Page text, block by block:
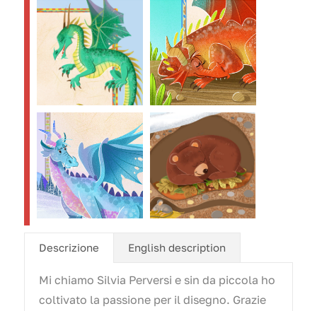
Descrizione English description
Mi chiamo Silvia Perversi e sin da piccola ho
coltivato la passione per il disegno. Grazie